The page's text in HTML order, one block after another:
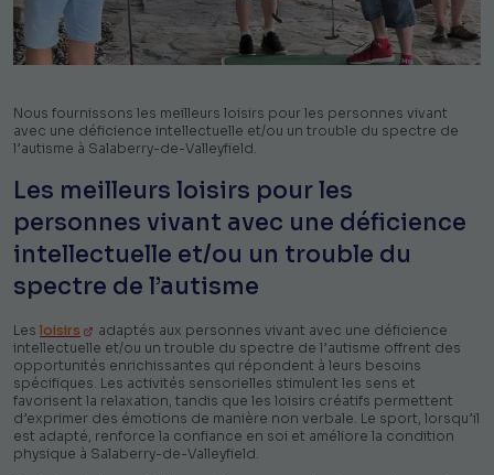
Nous fournissons les meilleurs loisirs pour les personnes vivant
avec une déficience intellectuelle et/ou un trouble du spectre de
l’autisme à Salaberry-de-Valleyfield.
Les meilleurs loisirs pour les
personnes vivant avec une déficience
intellectuelle et/ou un trouble du
spectre de l’autisme
Les loisirs
adaptés aux personnes vivant avec une déficience
intellectuelle et/ou un trouble du spectre de l’autisme offrent des
opportunités enrichissantes qui répondent à leurs besoins
spécifiques. Les activités sensorielles stimulent les sens et
favorisent la relaxation, tandis que les loisirs créatifs permettent
d’exprimer des émotions de manière non verbale. Le sport, lorsqu’il
est adapté, renforce la confiance en soi et améliore la condition
physique à Salaberry-de-Valleyfield.